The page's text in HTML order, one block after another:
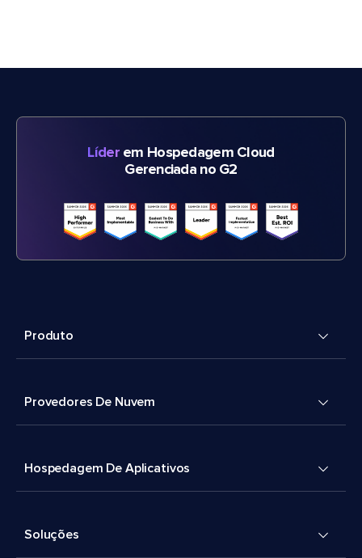
Líderem Hospedagem Cloud
Gerenciada no G2
Produto
Provedores De Nuvem
Hospedagem De Aplicativos
Soluções